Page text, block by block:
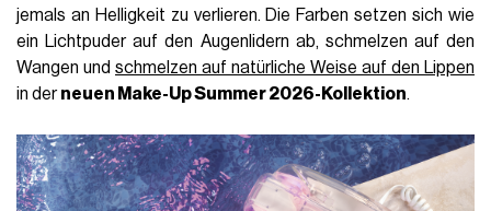
jemals an Helligkeit zu verlieren. Die Farben setzen sich wie
ein Lichtpuder auf den Augenlidern ab, schmelzen auf den
Wangen undschmelzen auf natürliche Weise auf den Lippen
in derneuen Make-Up Summer 2026-Kollektion.